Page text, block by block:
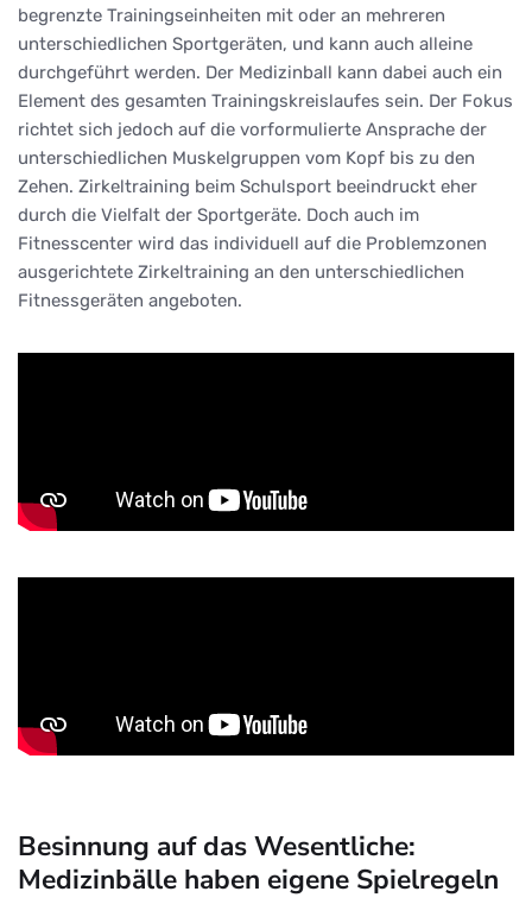
begrenzte Trainingseinheiten mit oder an mehreren
unterschiedlichen Sportgeräten, und kann auch alleine
durchgeführt werden. Der Medizinball kann dabei auch ein
Element des gesamten Trainingskreislaufes sein. Der Fokus
richtet sich jedoch auf die vorformulierte Ansprache der
unterschiedlichen Muskelgruppen vom Kopf bis zu den
Zehen. Zirkeltraining beim Schulsport beeindruckt eher
durch die Vielfalt der Sportgeräte. Doch auch im
Fitnesscenter wird das individuell auf die Problemzonen
ausgerichtete Zirkeltraining an den unterschiedlichen
Fitnessgeräten angeboten.
Besinnung auf das Wesentliche:
Medizinbälle haben eigene Spielregeln